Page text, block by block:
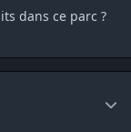
dans ce parc ?